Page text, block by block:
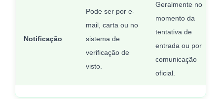
Notificação
Pode ser por e-
mail, carta ou no
sistema de
verificação de
visto.
Geralmente no
momento da
tentativa de
entrada ou por
comunicação
oficial.